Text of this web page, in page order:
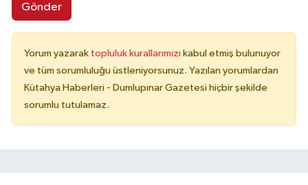
Gönder
Yorum yazarak topluluk kurallarımızı kabul etmiş bulunuyor
ve tüm sorumluluğu üstleniyorsunuz. Yazılan yorumlardan
Kütahya Haberleri - Dumlupınar Gazetesi hiçbir şekilde
sorumlu tutulamaz.